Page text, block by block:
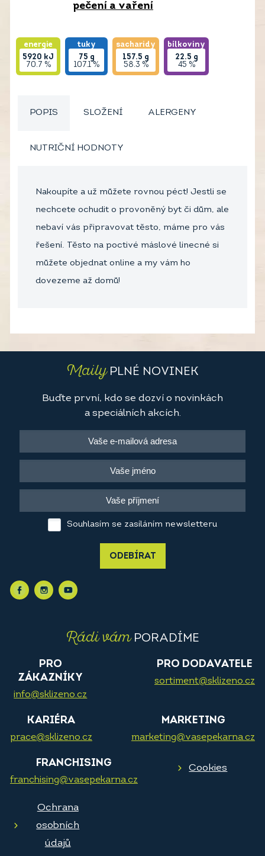
pečení a vaření
energie
5920 kJ
70.7 %
tuky
75 g
107.1 %
sacharidy
157.5 g
58.3 %
bílkoviny
22.5 g
45 %
POPIS SLOŽENÍ ALERGENY
NUTRIČNÍ HODNOTY
Nakoupíte a už můžete rovnou péct! Jestli se
nechcete ochudit o provoněný byt či dům, ale
nebaví vás připravovat těsto, máme pro vás
řešení. Těsto na poctivé máslové linecné si
můžete objednat online a my vám ho
dovezeme až domů!
MailyPLNÉ NOVINEK
Buďte první, kdo se dozví o novinkách
a speciálních akcích.
Souhlasím se zasíláním newsletteru
ODEBÍRAT
Rádi vámPORADÍME
PRO
ZÁKAZNÍKY
info@sklizeno.cz
PRO DODAVATELE
sortiment@sklizeno.cz
KARIÉRA
prace@sklizeno.cz
MARKETING
marketing@vasepekarna.cz
FRANCHISING
franchising@vasepekarna.cz
Cookies
Ochrana
osobních
údajů